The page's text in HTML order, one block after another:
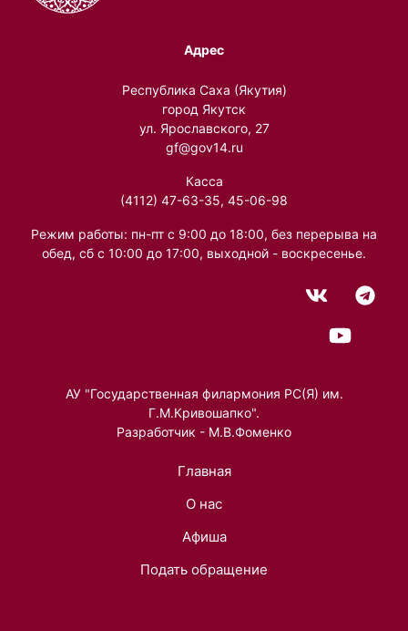
Адрес
Республика Саха (Якутия)
город Якутск
ул. Ярославского, 27
gf@gov14.ru
Касса
(4112) 47-63-35, 45-06-98
Режим работы: пн-пт с 9:00 до 18:00, без перерыва на
обед, сб с 10:00 до 17:00, выходной - воскресенье.
АУ "Государственная филармония РС(Я) им.
Г.М.Кривошапко".
Разработчик - М.В.Фоменко
Главная
О нас
Афиша
Подать обращение